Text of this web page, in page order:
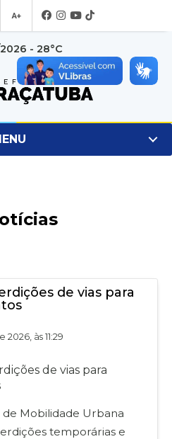
A+
- 28°C
de vias para
às 11:29
Mobilidade Urbana
temporárias e